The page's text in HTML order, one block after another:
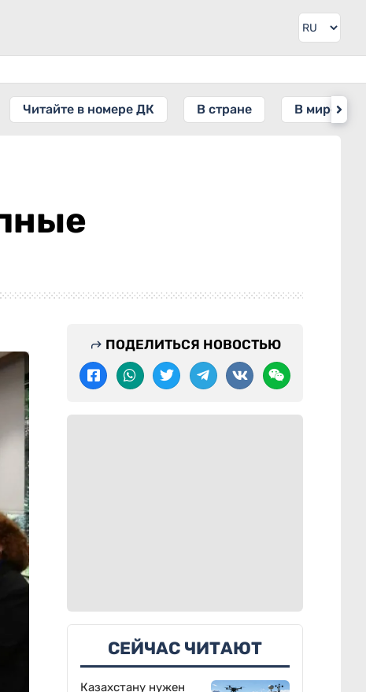
Читайте в номере ДК В стране В мире
ПОДЕЛИТЬСЯ НОВОСТЬЮ
СЕЙЧАС ЧИТАЮТ
Казахстану нужен